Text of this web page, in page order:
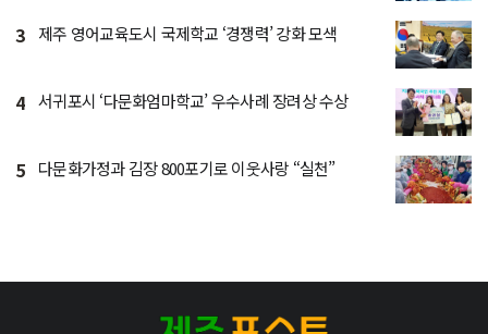
3 제주 영어교육도시 국제학교 ‘경쟁력’ 강화 모색
4 서귀포시 ‘다문화엄마학교’ 우수사례 장려상 수상
5 다문화가정과 김장 800포기로 이웃사랑 “실천”